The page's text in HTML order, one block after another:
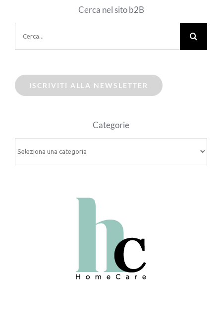
Cerca nel sito b2B
per:
ISCRIVITI ALLA NEWSLETTER
Categorie